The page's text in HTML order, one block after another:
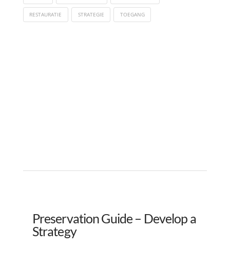
RESTAURATIE STRATEGIE TOEGANG
Preservation Guide – Develop a
Strategy